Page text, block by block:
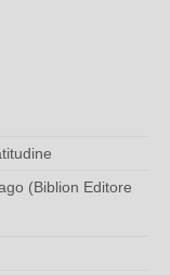
(Biblion Editore